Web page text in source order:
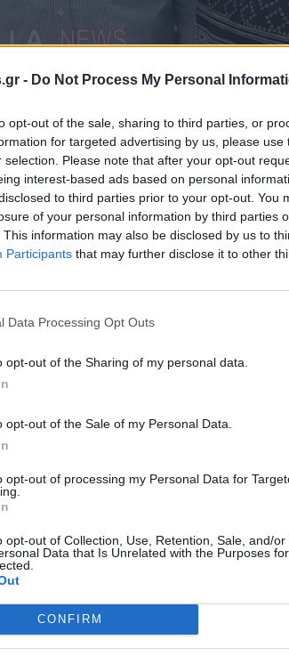
- Do Not Process My Personal
opt-out of the sale, sharing to third parties, or
for targeted advertising by us, please
selection. Please note that after your opt-out
interest-based ads based on personal
to third parties prior to your opt-out. You
of your personal information by third parties
This information may also be disclosed by us to
Participants that may further disclose it to other
Data Processing Opt Outs
opt-out of the Sharing of my personal data.
opt-out of the Sale of my Personal Data.
opt-out of processing my Personal Data for
opt-out of Collection, Use, Retention, Sale, and/or
Data that Is Unrelated with the Purposes
CONFIRM
πολλά χρόνια φιλική σχέση με τον